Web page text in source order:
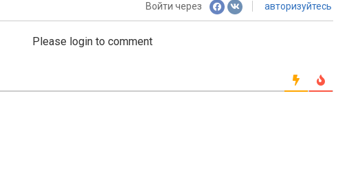
Войти через авторизуйтесь
Please login to comment